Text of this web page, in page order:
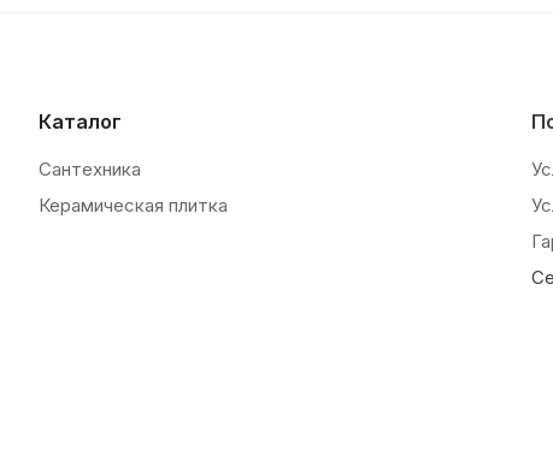
Каталог
Сантехника
Керамическая плитка